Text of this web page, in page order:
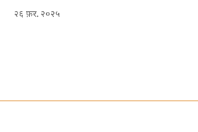
२६ फ़र. २०२५